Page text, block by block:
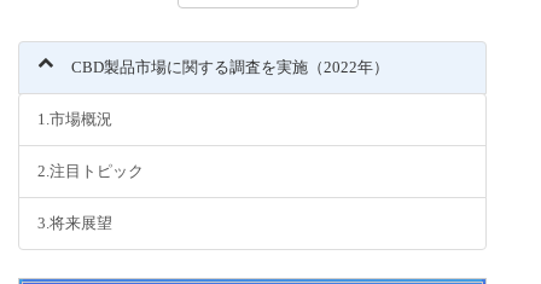
CBD製品市場に関する調査を実施（2022年）
1.市場概況
2.注目トピック
3.将来展望